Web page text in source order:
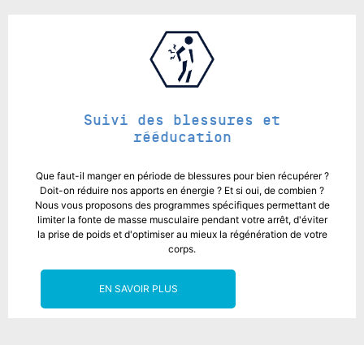
Suivi des blessures et
rééducation
Que faut-il manger en période de blessures pour bien récupérer ?
Doit-on réduire nos apports en énergie ? Et si oui, de combien ?
Nous vous proposons des programmes spécifiques permettant de
limiter la fonte de masse musculaire pendant votre arrêt, d'éviter
la prise de poids et d'optimiser au mieux la régénération de votre
corps.
EN SAVOIR PLUS